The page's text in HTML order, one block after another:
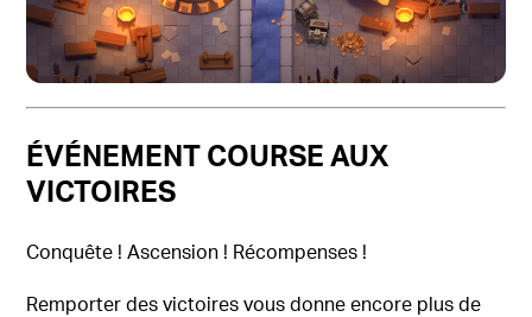
ÉVÉNEMENT COURSE AUX
VICTOIRES
Conquête ! Ascension ! Récompenses !
Remporter des victoires vous donne encore plus de